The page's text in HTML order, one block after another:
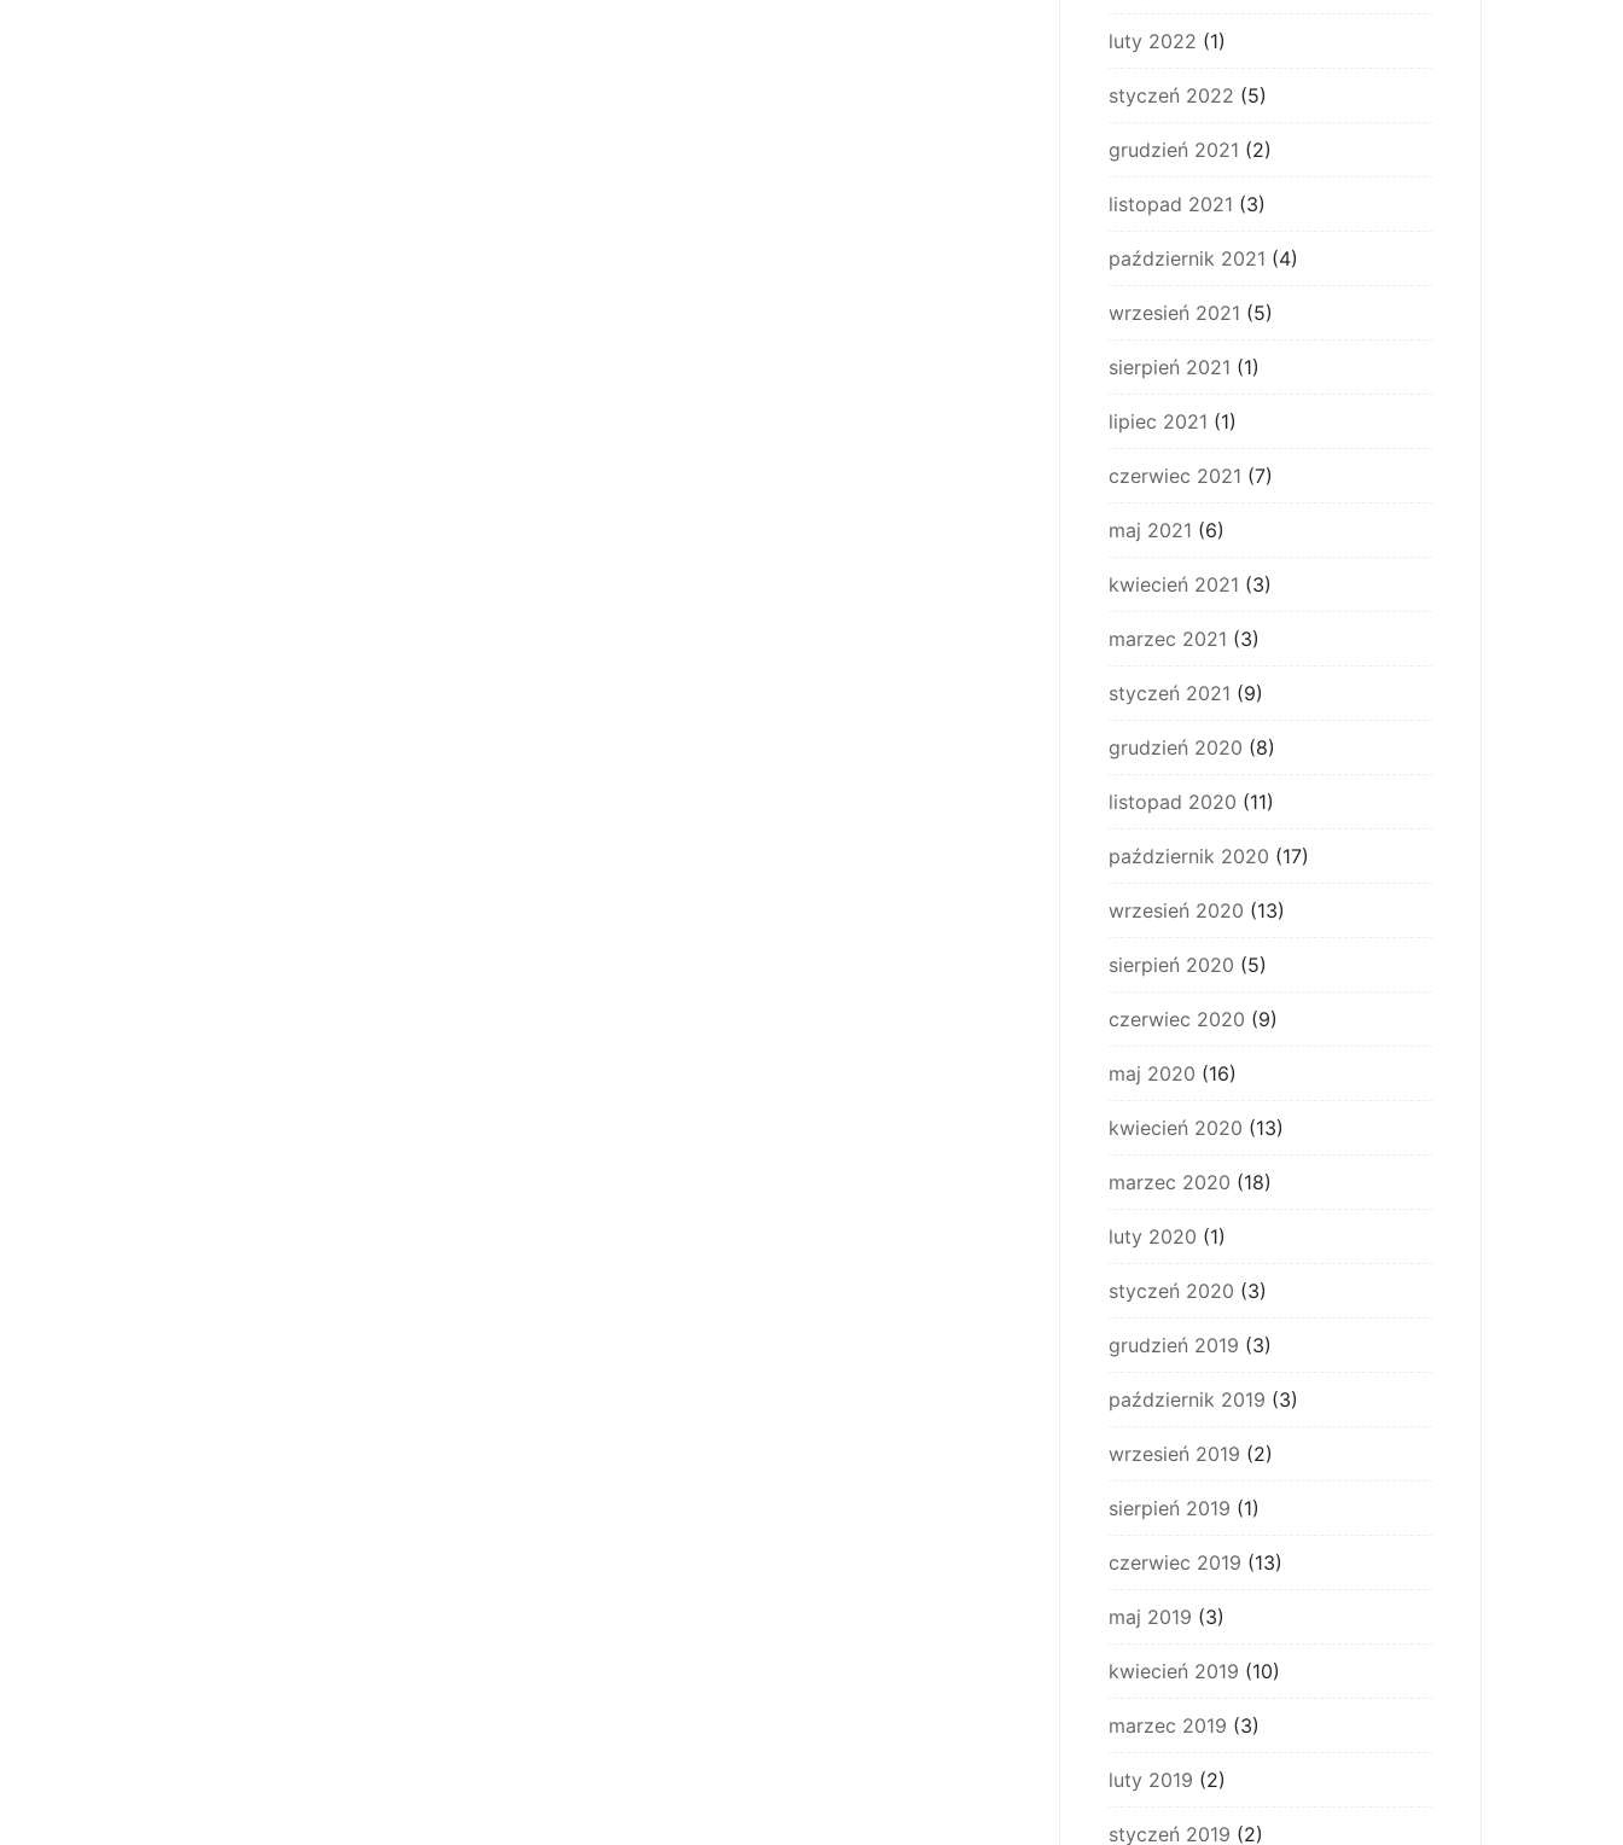
luty 2022 (1)
styczeń 2022 (5)
grudzień 2021 (2)
listopad 2021 (3)
październik 2021 (4)
wrzesień 2021 (5)
sierpień 2021 (1)
lipiec 2021 (1)
czerwiec 2021 (7)
maj 2021 (6)
kwiecień 2021 (3)
marzec 2021 (3)
styczeń 2021 (9)
grudzień 2020 (8)
listopad 2020 (11)
październik 2020 (17)
wrzesień 2020 (13)
sierpień 2020 (5)
czerwiec 2020 (9)
maj 2020 (16)
kwiecień 2020 (13)
marzec 2020 (18)
luty 2020 (1)
styczeń 2020 (3)
grudzień 2019 (3)
październik 2019 (3)
wrzesień 2019 (2)
sierpień 2019 (1)
czerwiec 2019 (13)
maj 2019 (3)
kwiecień 2019 (10)
marzec 2019 (3)
luty 2019 (2)
styczeń 2019 (2)